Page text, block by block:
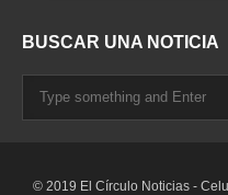
BUSCAR UNA NOTICIA
© 2019 El Círculo Noticias -